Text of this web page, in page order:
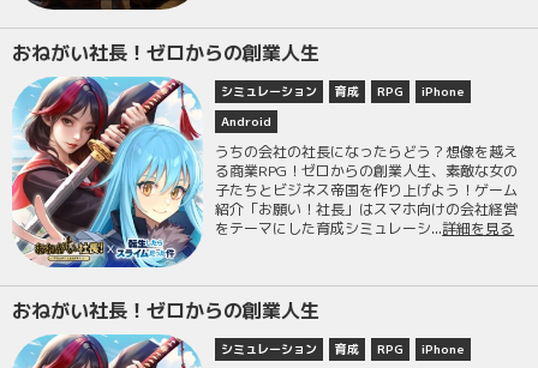
おねがい社長！ゼロからの創業人生
シミュレーション 育成 RPG
iPhone
Android
うちの会社の社長になったらどう？想像を越え
る商業RPG！ゼロからの創業人生、素敵な女の
子たちとビジネス帝国を作り上げよう！ゲーム
紹介「お願い！社長」はスマホ向けの会社経営
をテーマにした育成シミュレーシ...詳細を見る
おねがい社長！ゼロからの創業人生
シミュレーション 育成 RPG
iPhone